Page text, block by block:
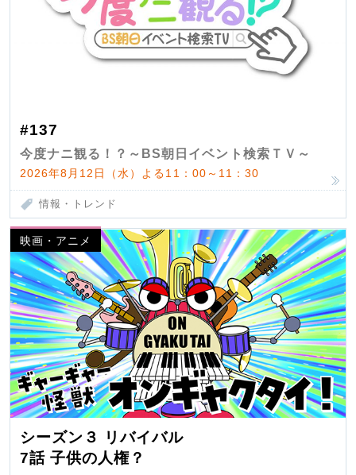
#137
今度ナニ観る！？～BS朝日イベント検索ＴＶ～
2026年8月12日（水）よる11：00～11：30
情報・トレンド
映画・アニメ
シーズン３ リバイバル
7話 子供の人権？